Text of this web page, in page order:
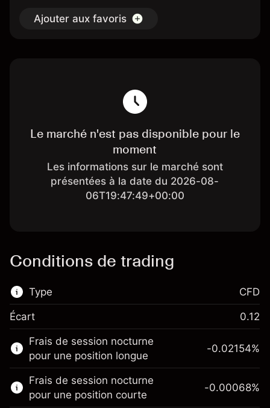
Ajouter aux favoris
Le marché n'est pas disponible pour le
moment
Les informations sur le marché sont
présentées à la date du 2026-08-
06T19:47:49+00:00
Conditions de trading
Type
Ce marché financier est disponible pour le
trading de CFD.
En savoir plus sur :
CFD
CFD
Écart 0.12
Frais de session nocturne
pour une position longue
-0.02154%
Frais de session nocturne
pour une position courte
-0.00068%